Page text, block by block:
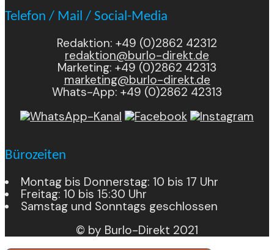
Telefon / Mail / Social-Media
Redaktion: +49 (0)2862 42312
redaktion@burlo-direkt.de
Marketing: +49 (0)2862 42313
marketing@burlo-direkt.de
Whats-App: +49 (0)2862 42313
Bürozeiten
Montag bis Donnerstag: 10 bis 17 Uhr
Freitag: 10 bis 15:30 Uhr
Samstag und Sonntags geschlossen
© by Burlo-Direkt 2021